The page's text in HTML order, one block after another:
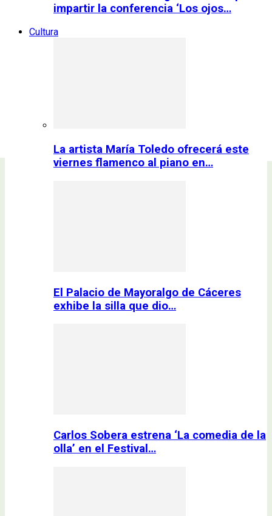
impartir la conferencia ‘Los ojos…
Cultura
La artista María Toledo ofrecerá este
viernes flamenco al piano en…
El Palacio de Mayoralgo de Cáceres
exhibe la silla que dio…
Carlos Sobera estrena ‘La comedia de la
olla’ en el Festival…